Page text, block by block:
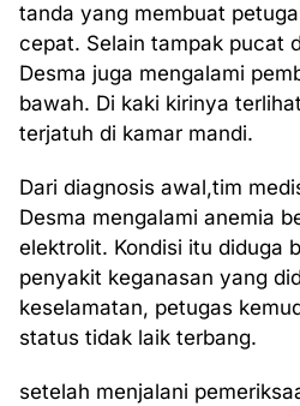
tanda yang membuat
cepat. Selain tampak pucat
Desma juga mengalami
bawah. Di kaki kirinya
terjatuh di kamar mandi.
Dari diagnosis awal,tim
Desma mengalami anemia
elektrolit. Kondisi itu diduga
penyakit keganasan yang
keselamatan, petugas
status tidak laik terbang.
setelah menjalani